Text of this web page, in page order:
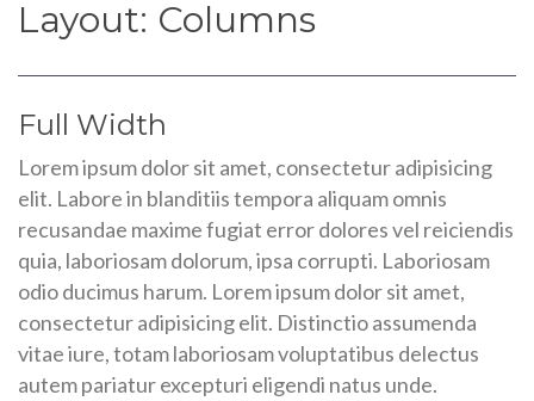
Layout: Columns
Full Width
Lorem ipsum dolor sit amet, consectetur adipisicing
elit. Labore in blanditiis tempora aliquam omnis
recusandae maxime fugiat error dolores vel reiciendis
quia, laboriosam dolorum, ipsa corrupti. Laboriosam
odio ducimus harum. Lorem ipsum dolor sit amet,
consectetur adipisicing elit. Distinctio assumenda
vitae iure, totam laboriosam voluptatibus delectus
autem pariatur excepturi eligendi natus unde.